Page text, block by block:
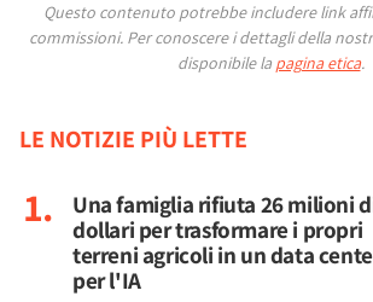
Questo contenuto potrebbe includere link
commissioni. Per conoscere i dettagli della
disponibile la pagina etica.
LE NOTIZIE PIÙ LETTE
Una famiglia rifiuta 26 milioni
dollari per trasformare i propri
terreni agricoli in un data
per l'IA